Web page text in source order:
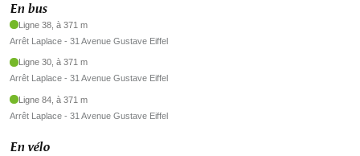
En bus
Ligne 38, à 371 m
Arrêt Laplace - 31 Avenue Gustave Eiffel
Ligne 30, à 371 m
Arrêt Laplace - 31 Avenue Gustave Eiffel
Ligne 84, à 371 m
Arrêt Laplace - 31 Avenue Gustave Eiffel
En vélo